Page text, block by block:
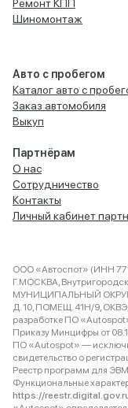
Ремонт КПП
Шиномонтаж
Авто с пробегом
Каталог авто с
Заказ автомобиля
Выкуп
Партнёрам
О нас
Сотрудничество
Контакты
Личный кабинет
ООО «Автоспот» (ИНН
Г.МОСКВА,
МУНИЦИПАЛЬНЫЙ
Д. 10, ПОМЕЩ. 41Н/9,
разработке ПО
Приказу Минцифры от
ПО «Autospot» —
свидетельство о
Реестр программ для
Функциональные
https://